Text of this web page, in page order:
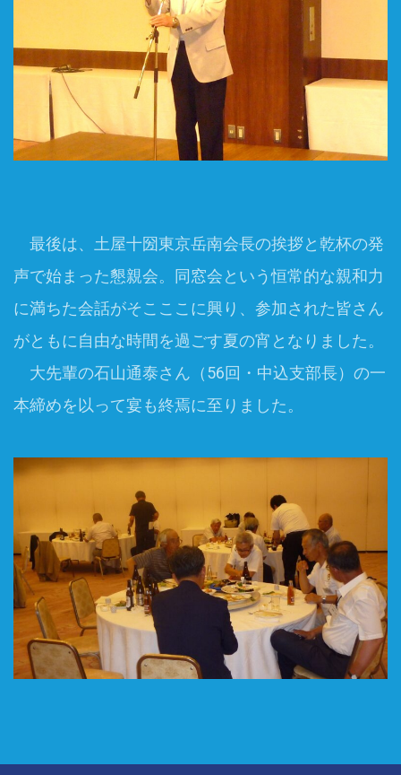
最後は、土屋十圀東京岳南会長の挨拶と乾杯の発
声で始まった懇親会。同窓会という恒常的な親和力
に満ちた会話がそこここに興り、参加された皆さん
がともに自由な時間を過ごす夏の宵となりました。
大先輩の石山通泰さん（56回・中込支部長）の一
本締めを以って宴も終焉に至りました。